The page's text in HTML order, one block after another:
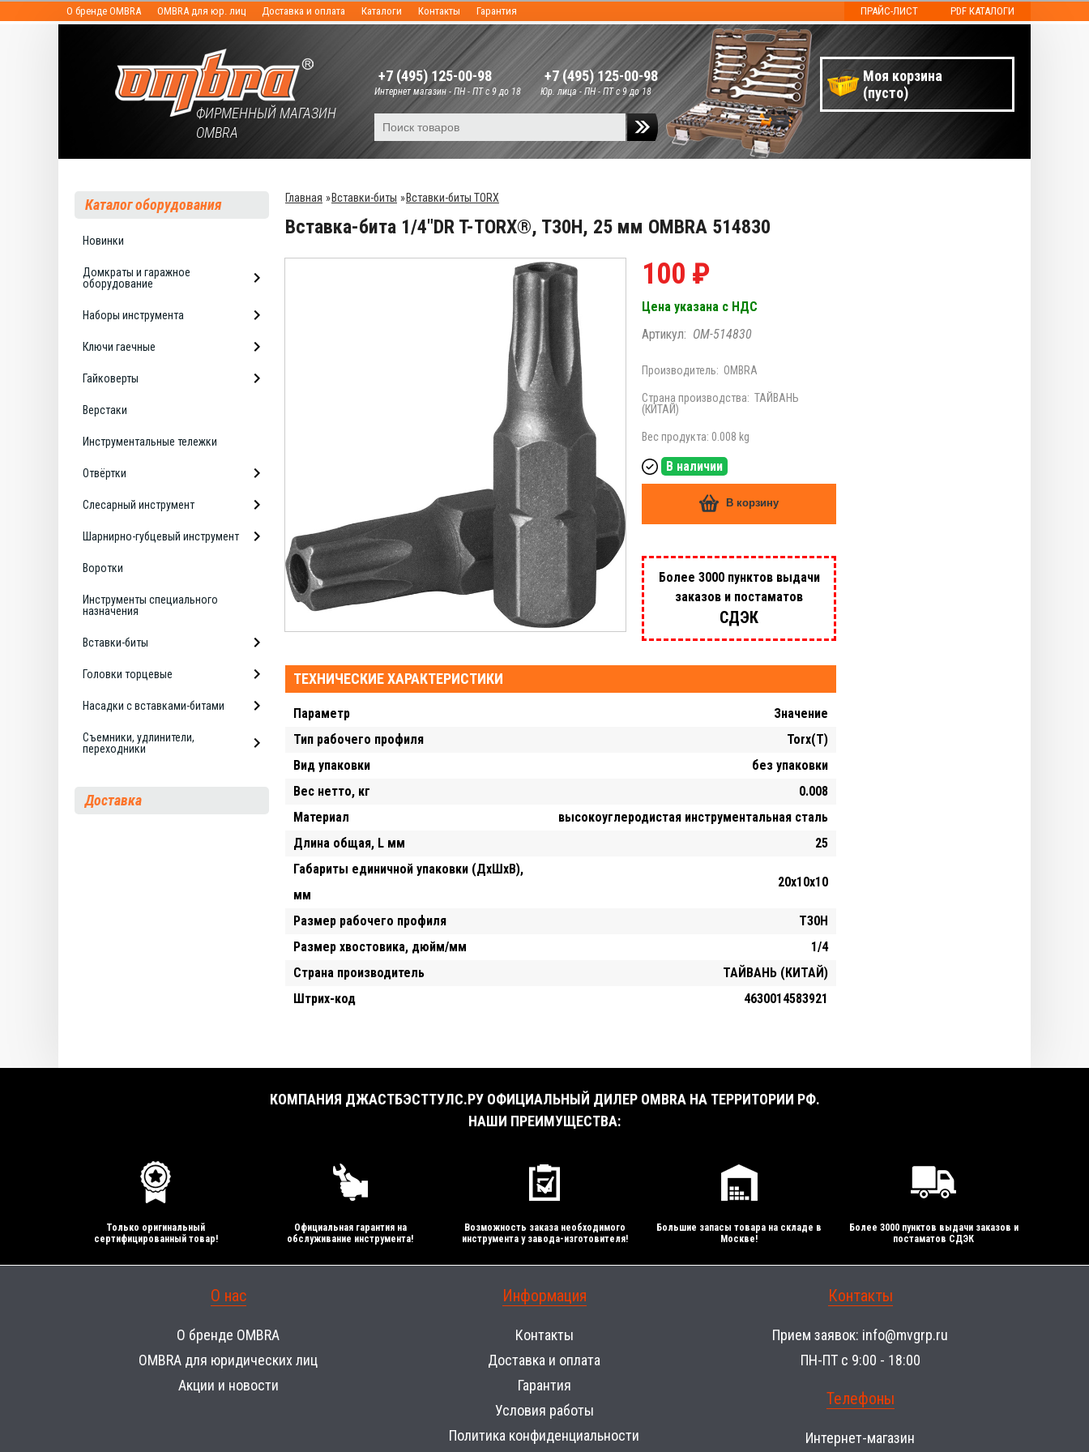
О бренде OMBRA OMBRA для юр. лиц Доставка и оплата Каталоги Контакты Гарантия ПРАЙС-ЛИСТ PDF КАТАЛОГИ
ФИРМЕННЫЙ МАГАЗИН
OMBRA
+7 (495) 125-00-98
Интернет магазин - ПН - ПТ с 9 до 18
+7 (495) 125-00-98
Юр. лица - ПН - ПТ с 9 до 18
Моя корзина
(пусто)
Каталог оборудования
Новинки
Домкраты и гаражное
оборудование
Наборы инструмента
Ключи гаечные
Гайковерты
Верстаки
Инструментальные тележки
Отвёртки
Слесарный инструмент
Шарнирно-губцевый инструмент
Воротки
Инструменты специального
назначения
Вставки-биты
Головки торцевые
Насадки с вставками-битами
Съемники, удлинители,
переходники
Доставка
Главная »Вставки-биты »Вставки-биты TORX
Вставка-бита 1/4"DR T-TORX®, T30H, 25 мм OMBRA 514830
100 ₽
Цена указана с НДС
Артикул: OM-514830
Производитель: OMBRA
Страна производства: ТАЙВАНЬ
(КИТАЙ)
Вес продукта: 0.008 kg
В наличии
В корзину
Более 3000 пунктов выдачи
заказов и постаматов
СДЭК
ТЕХНИЧЕСКИЕ ХАРАКТЕРИСТИКИ
Параметр
Значение
Тип рабочего профиля
Torx(T)
Вид упаковки
без упаковки
Вес нетто, кг
0.008
Материал
высокоуглеродистая инструментальная сталь
Длина общая, L мм
25
Габариты единичной упаковки (ДхШхВ),
мм
20х10х10
Размер рабочего профиля
T30H
Размер хвостовика, дюйм/мм
1/4
Страна производитель
ТАЙВАНЬ (КИТАЙ)
Штрих-код
4630014583921
КОМПАНИЯ ДЖАСТБЭСТТУЛС.РУ ОФИЦИАЛЬНЫЙ ДИЛЕР OMBRA НА ТЕРРИТОРИИ РФ.
НАШИ ПРЕИМУЩЕСТВА:
Только оригинальный
сертифицированный товар!
Официальная гарантия на
обслуживание инструмента!
Возможность заказа необходимого
инструмента у завода-изготовителя!
Большие запасы товара на складе в
Москве!
Более 3000 пунктов выдачи заказов и
постаматов СДЭК
О нас
О бренде OMBRA
OMBRA для юридических лиц
Акции и новости
Информация
Контакты
Доставка и оплата
Гарантия
Условия работы
Политика конфиденциальности
Контакты
Прием заявок: info@mvgrp.ru
ПН-ПТ с 9:00 - 18:00
Телефоны
Интернет-магазин